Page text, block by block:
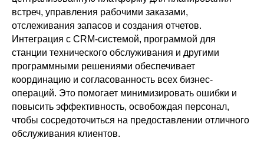
встреч, управления рабочими заказами,
отслеживания запасов и создания отчетов.
Интеграция с CRM-системой, программой для
станции технического обслуживания и другими
программными решениями обеспечивает
координацию и согласованность всех бизнес-
операций. Это помогает минимизировать ошибки и
повысить эффективность, освобождая персонал,
чтобы сосредоточиться на предоставлении отличного
обслуживания клиентов.